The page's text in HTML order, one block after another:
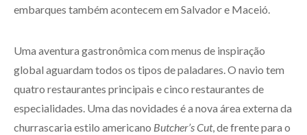
embarques também acontecem em Salvador e Maceió.
Uma aventura gastronômica com menus de inspiração
global aguardam todos os tipos de paladares. O navio tem
quatro restaurantes principais e cinco restaurantes de
especialidades. Uma das novidades é a nova área externa da
churrascaria estilo americano Butcher’s Cut, de frente para o